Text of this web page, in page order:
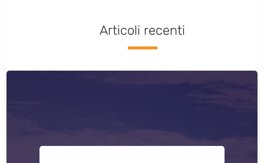
Articoli recenti